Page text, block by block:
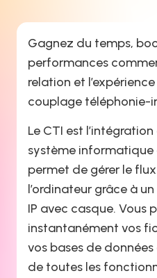
Gagnez du temps,
performances
relation et
couplage téléphonie-
Le CTI est
système informatique
permet de gérer le
l’ordinateur grâce à
IP avec casque. Vous
instantanément vos
vos bases de
de toutes les